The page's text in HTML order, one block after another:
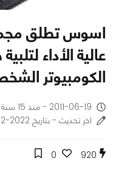
اسوس تطلق
عالية الأداء
الكومبيوتر
2011-06-19 - منذ 15 سنة
اخر تحديث - بتاريخ 2022-02-08
920
0